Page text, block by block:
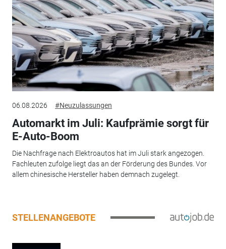
06.08.2026 #Neuzulassungen
Automarkt im Juli: Kaufprämie sorgt für
E-Auto-Boom
Die Nachfrage nach Elektroautos hat im Juli stark angezogen.
Fachleuten zufolge liegt das an der Förderung des Bundes. Vor
allem chinesische Hersteller haben demnach zugelegt.
STELLENANGEBOTE